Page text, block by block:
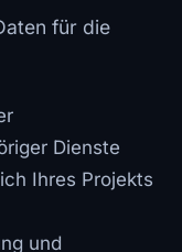
für die
Dienste
Ihres Projekts
und